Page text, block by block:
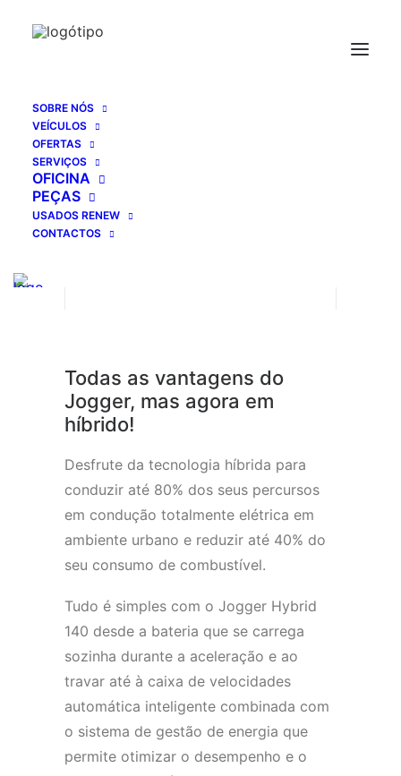
SOBRE NÓS
VEÍCULOS
OFERTAS
SERVIÇOS
OFICINA
PEÇAS
USADOS RENEW
CONTACTOS
NOVO JOGGER
Todas as vantagens do
Jogger, mas agora em
híbrido!
Desfrute da tecnologia híbrida para
conduzir até 80% dos seus percursos
em condução totalmente elétrica em
ambiente urbano e reduzir até 40% do
seu consumo de combustível.
Tudo é simples com o Jogger Hybrid
140 desde a bateria que se carrega
sozinha durante a aceleração e ao
travar até à caixa de velocidades
automática inteligente combinada com
o sistema de gestão de energia que
permite otimizar o desempenho e o